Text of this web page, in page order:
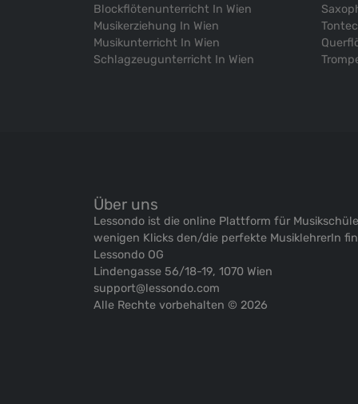
Blockflötenunterricht In Wien
Musikerziehung In Wien
Musikunterricht In Wien
Schlagzeugunterricht In Wien
Über uns
Lessondo ist die online Plattform für
wenigen Klicks den/die perfekte MusiklehrerIn
Lessondo OG
Lindengasse 56/18-19, 1070 Wien
support@lessondo.com
Alle Rechte vorbehalten © 2026